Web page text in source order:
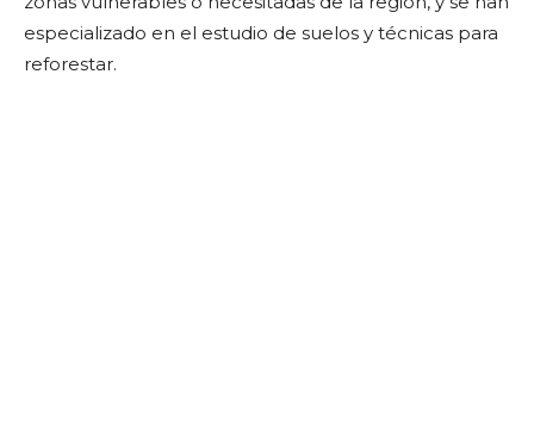
especializado en el estudio de suelos y técnicas para
reforestar.